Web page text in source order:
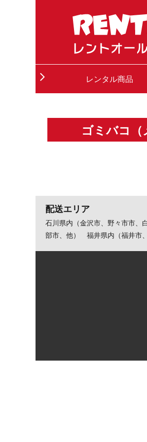
レンタル商品
ゴミバコ（
配送エリア
石川県内（金沢市、野々市市、
部市、他） 福井県内（福井市、